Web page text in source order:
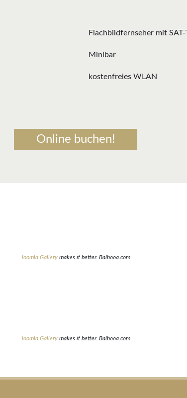
Flachbildfernseher mit SAT-
Minibar
kostenfreies WLAN
Online buchen!
Joomla Gallery makes it better. Balbooa.com
Joomla Gallery makes it better. Balbooa.com